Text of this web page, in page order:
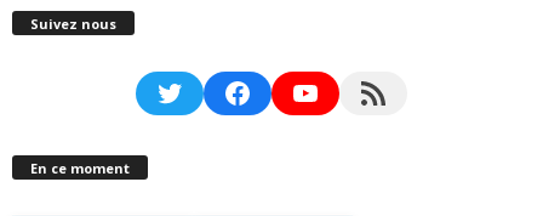
Suivez nous
TwitterFacebookYouTubeRSS Feed
En ce moment